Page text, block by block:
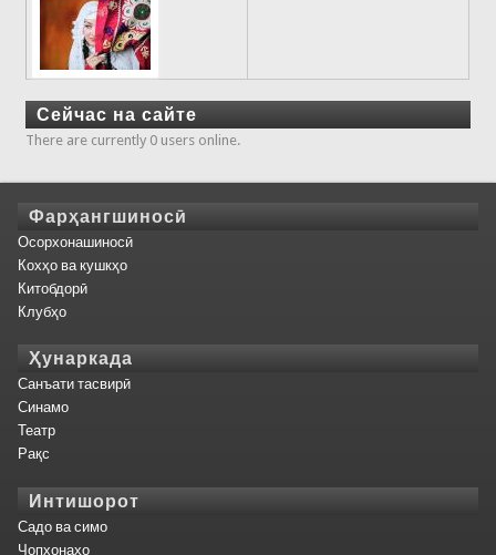
Сейчас на сайте
There are currently 0 users online.
Фарҳангшиносӣ
Осорхонашиносӣ
Кохҳо ва кушкҳо
Китобдорӣ
Клубҳо
Ҳунаркада
Санъати тасвирӣ
Синамо
Театр
Рақс
Интишорот
Садо ва симо
Чопхонаҳо